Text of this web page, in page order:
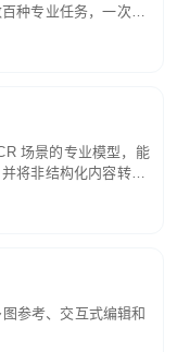
种专业任务，一次对
划、执行与验证全流
程任务中自主规划与
场景的专业模型，能
将非结构化内容转换
参考、交互式编辑和